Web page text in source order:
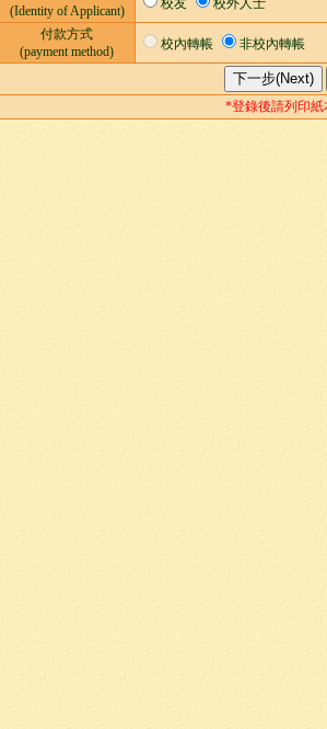
(Identity of Applicant)
校友
校外人士
付款方式
(payment method)
校內轉帳 非校內轉帳
*登錄後請列印